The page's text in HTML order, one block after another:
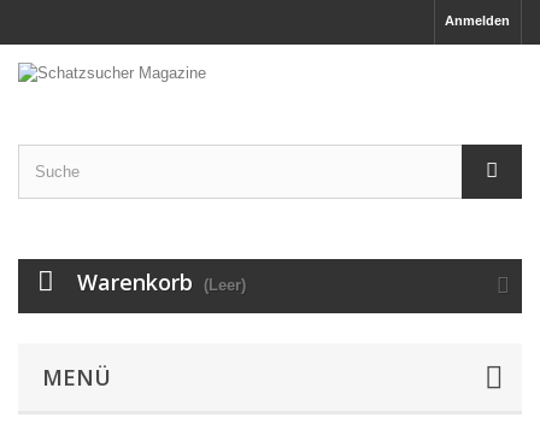
Anmelden
Warenkorb (Leer)
MENÜ